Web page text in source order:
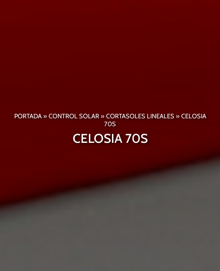
PORTADA»CONTROL SOLAR»CORTASOLES LINEALES»CELOSIA
70S
CELOSIA 70S